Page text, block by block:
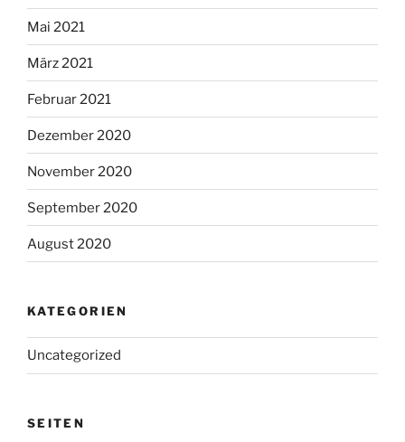
Mai 2021
März 2021
Februar 2021
Dezember 2020
November 2020
September 2020
August 2020
KATEGORIEN
Uncategorized
SEITEN